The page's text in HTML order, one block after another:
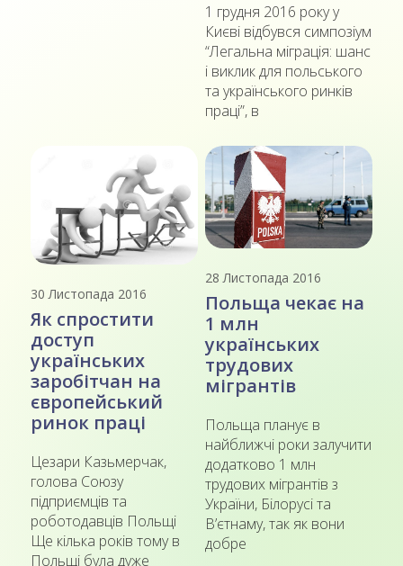
1 грудня 2016 року у
Києві відбувся симпозіум
“Легальна міграція: шанс
і виклик для польського
та українського ринків
праці”, в
30 Листопада 2016
Як спростити
доступ
українських
заробітчан на
європейський
ринок праці
Цезари Казьмерчак,
голова Союзу
підприємців та
роботодавців Польщі
Ще кілька років тому в
Польщі була дуже
28 Листопада 2016
Польща чекає на
1 млн
українських
трудових
мігрантів
Польща планує в
найближчі роки залучити
додатково 1 млн
трудових мігрантів з
України, Білорусі та
В’єтнаму, так як вони
добре